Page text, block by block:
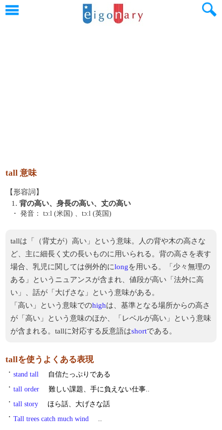
tall 意味
【形容詞】
1. 背の高い、身長の高い、丈の高い
・ 発音： tɔːl (米国) 、tɔːl (英国)
tallは「（背丈が）高い」という意味。人の背や木の高さな
ど、主に細長く丈の長いものに用いられる。背の高さを表す
場合、乳児に関しては例外的にlongを用いる。「少々無理の
ある」というニュアンスが含まれ、値段が高い「法外に高
い」、話が「大げさな」という意味がある。
「高い」という意味でのhighは、基準となる場所からの高さ
が「高い」という意味のほか、「レベルが高い」という意味
が含まれる。tallに対応する反意語はshortである。
tallを使うよくある表現
・ stand tall
自信たっぷりである
・ tall order
難しい課題、手に負えない仕事..
・ tall story
ほら話、大げさな話
・ Tall trees catch much wind ..